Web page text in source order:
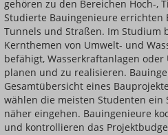
gehören zu den Bereichen Hoch-,
Studierte Bauingenieure errichten
Tunnels und Straßen. Im Studium
Kernthemen von Umwelt- und
befähigt, Wasserkraftanlagen
planen und zu realisieren.
Gesamtübersicht eines
wählen die meisten Studenten ein
näher eingehen. Bauingenieure
und kontrollieren das